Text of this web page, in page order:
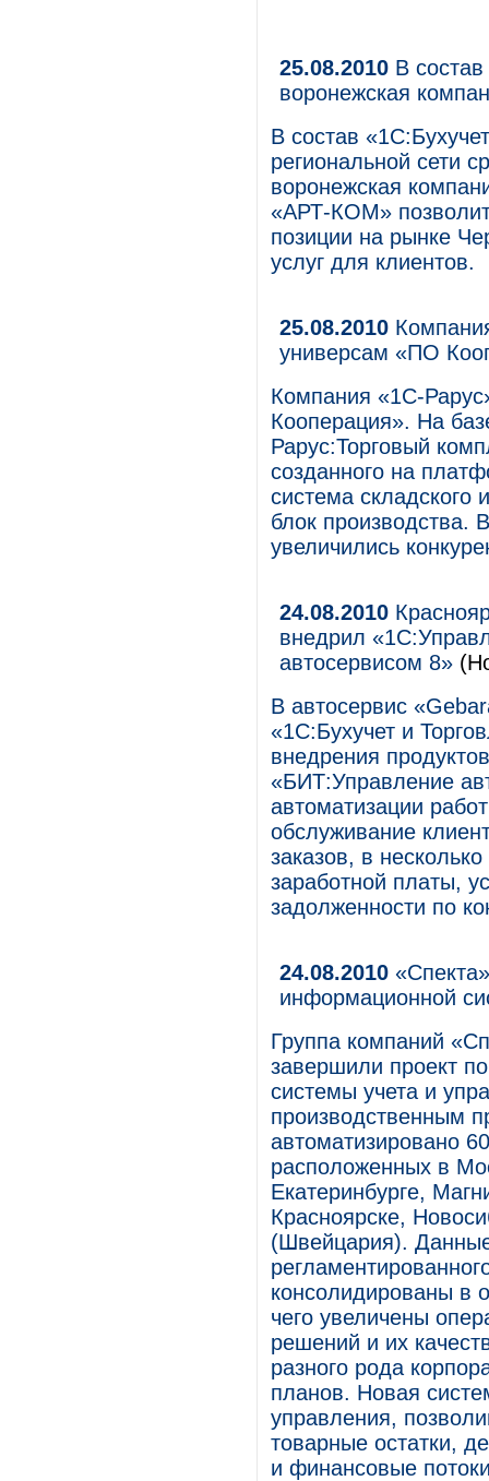
25.08.2010 В
воронежская
В состав
региональной сети
воронежская
«АРТ-КОМ»
позиции на рынке
услуг для клиентов.
25.08.2010
универсам «ПО
Компания «1С-
Кооперация». На
Рарус:Торговый
созданного на
система складского
блок производства.
увеличились
24.08.2010
внедрил
автосервисом 8»
В автосервис
«1С:Бухучет и
внедрения
«БИТ:Управление
автоматизации
обслуживание
заказов, в
заработной платы,
задолженности по
24.08.2010
информационной
Группа компаний
завершили проект
системы учета и
производственным
автоматизировано
расположенных в
Екатеринбурге,
Красноярске,
(Швейцария). Данные
консолидированы в
чего увеличены
решений и их
разного рода
планов. Новая
управления,
товарные остатки,
и финансовые